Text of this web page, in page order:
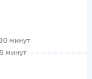
минут
минут